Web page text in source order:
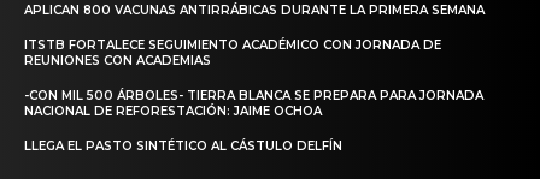
APLICAN 800 VACUNAS ANTIRRÁBICAS DURANTE LA PRIMERA SEMANA
ITSTB FORTALECE SEGUIMIENTO ACADÉMICO CON JORNADA DE
REUNIONES CON ACADEMIAS
-CON MIL 500 ÁRBOLES- TIERRA BLANCA SE PREPARA PARA JORNADA
NACIONAL DE REFORESTACIÓN: JAIME OCHOA
LLEGA EL PASTO SINTÉTICO AL CÁSTULO DELFÍN